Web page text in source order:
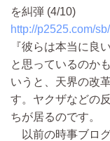
を糾弾 (4/10)
http://p2525.com/
『彼らは本当に良
と思っているのか
いうと、天界の改
す。ヤクザなどの
ちが居るのです。
以前の時事ブロ